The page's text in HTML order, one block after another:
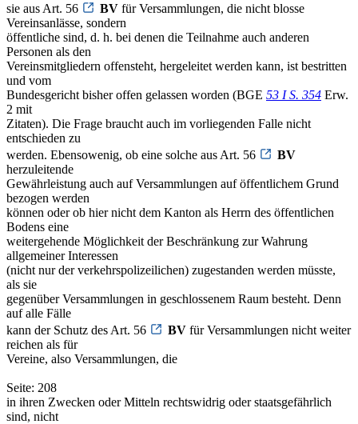
sie aus Art. 56
BV für Versammlungen, die nicht blosse
Vereinsanlässe, sondern
öffentliche sind, d. h. bei denen die Teilnahme auch anderen
Personen als den
Vereinsmitgliedern offensteht, hergeleitet werden kann, ist bestritten
und vom
Bundesgericht bisher offen gelassen worden (BGE 53 I S. 354 Erw.
2 mit
Zitaten). Die Frage braucht auch im vorliegenden Falle nicht
entschieden zu
werden. Ebensowenig, ob eine solche aus Art. 56
BV
herzuleitende
Gewährleistung auch auf Versammlungen auf öffentlichem Grund
bezogen werden
können oder ob hier nicht dem Kanton als Herrn des öffentlichen
Bodens eine
weitergehende Möglichkeit der Beschränkung zur Wahrung
allgemeiner Interessen
(nicht nur der verkehrspolizeilichen) zugestanden werden müsste,
als sie
gegenüber Versammlungen in geschlossenem Raum besteht. Denn
auf alle Fälle
kann der Schutz des Art. 56
BV für Versammlungen nicht weiter
reichen als für
Vereine, also Versammlungen, die
Seite: 208
in ihren Zwecken oder Mitteln rechtswidrig oder staatsgefährlich
sind, nicht